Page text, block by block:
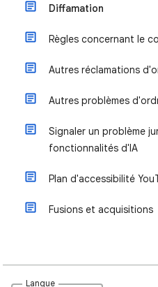
Diffamation
Règles concernant le
Autres réclamations
Autres problèmes
Signaler un problème
fonctionnalités d'IA
Plan d'accessibilité
Fusions et acquisitions
Langue